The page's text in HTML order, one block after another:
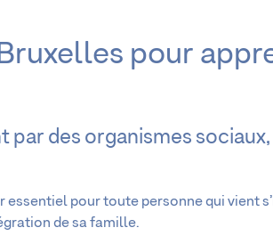
pour
par des organismes
essentiel pour toute personne qui vient
de sa famille.